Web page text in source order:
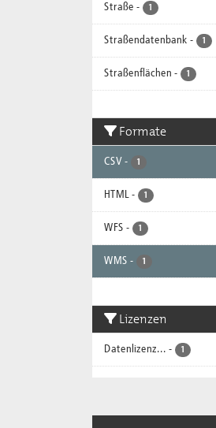
Straße - 1
Straßendatenbank - 1
Straßenflächen - 1
Formate
CSV - 1
HTML - 1
WFS - 1
WMS - 1
Lizenzen
Datenlizenz... - 1